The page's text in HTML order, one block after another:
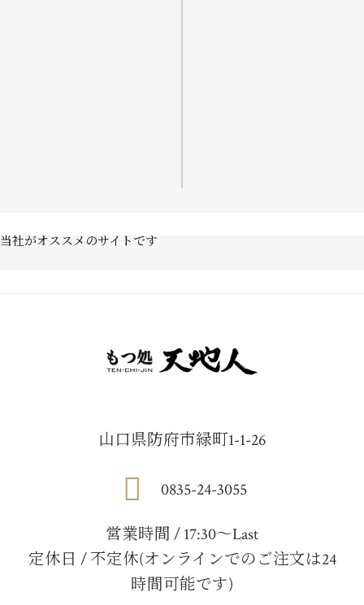
当社がオススメのサイトです
山口県防府市緑町1-1-26
0835-24-3055
営業時間 / 17:30〜Last
定休日 / 不定休(オンラインでのご注文は24
時間可能です)